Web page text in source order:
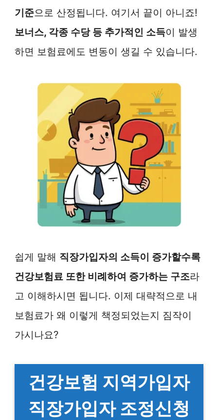
기준으로 산정됩니다. 여기서 끝이 아니죠!
보너스, 각종 수당 등 추가적인 소득이 발생
하면 보험료에도 변동이 생길 수 있습니다.
쉽게 말해 직장가입자의 소득이 증가할수록
건강보험료 또한 비례하여 증가하는 구조라
고 이해하시면 됩니다. 이제 대략적으로 내
보험료가 왜 이렇게 책정되었는지 짐작이
가시나요?
건강보험 지역가입자
직장가입자 조정신청